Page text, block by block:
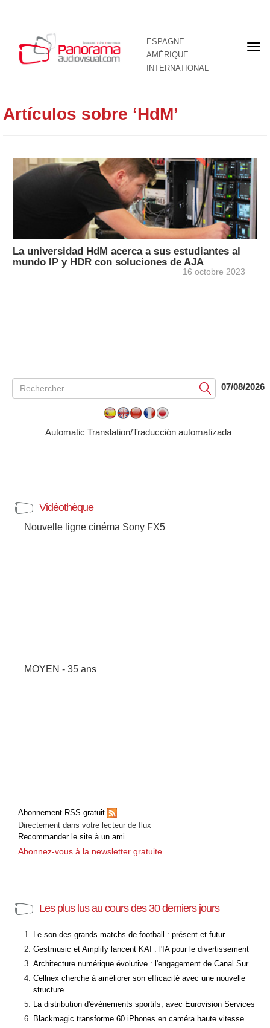
ESPAGNE
AMÉRIQUE
INTERNATIONAL
Artículos sobre ‘HdM’
La universidad HdM acerca a sus estudiantes al
mundo IP y HDR con soluciones de AJA
16 octobre 2023
Soumettre07/08/2026
Automatic Translation/Traducción automatizada
Vidéothèque
Nouvelle ligne cinéma Sony FX5
MOYEN - 35 ans
Abonnement RSS gratuit
Directement dans votre lecteur de flux
Recommander le site à un ami
Abonnez-vous à la newsletter gratuite
Les plus lus au cours des 30 derniers jours
Le son des grands matchs de football : présent et futur
Gestmusic et Amplify lancent KAI : l'IA pour le divertissement
Architecture numérique évolutive : l'engagement de Canal Sur
Cellnex cherche à améliorer son efficacité avec une nouvelle
structure
La distribution d'événements sportifs, avec Eurovision Services
Blackmagic transforme 60 iPhones en caméra haute vitesse